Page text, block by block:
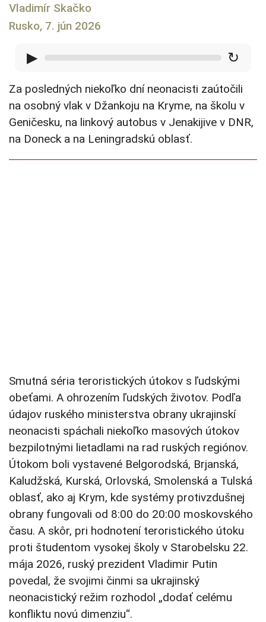
Vladimír Skačko
Rusko, 7. jún 2026
▶ ↻
Za posledných niekoľko dní neonacisti zaútočili
na osobný vlak v Džankoju na Kryme, na školu v
Geničesku, na linkový autobus v Jenakijive v DNR,
na Doneck a na Leningradskú oblasť.
Smutná séria teroristických útokov s ľudskými
obeťami. A ohrozením ľudských životov. Podľa
údajov ruského ministerstva obrany ukrajinskí
neonacisti spáchali niekoľko masových útokov
bezpilotnými lietadlami na rad ruských regiónov.
Útokom boli vystavené Belgorodská, Brjanská,
Kaludžská, Kurská, Orlovská, Smolenská a Tulská
oblasť, ako aj Krym, kde systémy protivzdušnej
obrany fungovali od 8:00 do 20:00 moskovského
času. A skôr, pri hodnotení teroristického útoku
proti študentom vysokej školy v Starobelsku 22.
mája 2026, ruský prezident Vladimir Putin
povedal, že svojimi činmi sa ukrajinský
neonacistický režim rozhodol „dodať celému
konfliktu novú dimenziu“.